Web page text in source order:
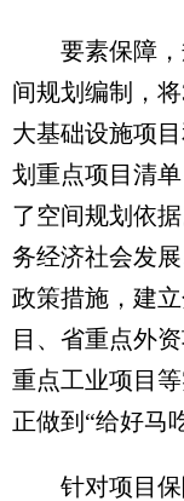
要素保障，
间规划编制，
大基础设施项
划重点项目清
了空间规划依
务经济社会发
政策措施，建
目、省重点外
重点工业项目
正做到“给好马
针对项目保